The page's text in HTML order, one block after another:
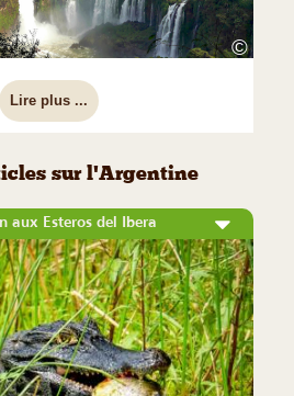
©
Lire plus ...
sur l'Argentine
aux Esteros del Ibera